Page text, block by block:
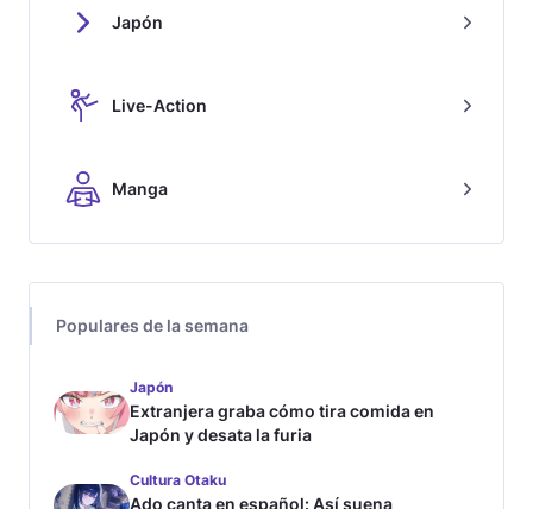
Japón
Live-Action
Manga
Populares de la semana
Japón
Extranjera graba cómo tira comida en
Japón y desata la furia
Cultura Otaku
Ado canta en español: Así suena